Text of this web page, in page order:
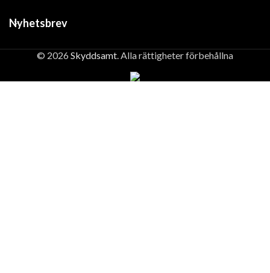
Nyhetsbrev
© 2026 Skyddsamt . Alla rättigheter förbehållna